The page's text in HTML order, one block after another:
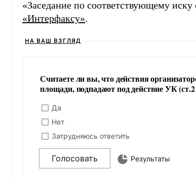
«Заседание по соответствующему
«Интерфаксу».
НА ВАШ ВЗГЛЯД
Считаете ли вы, что действия
площади, подпадают под действие УК
Да
Нет
Затрудняюсь ответить
Голосовать Результаты